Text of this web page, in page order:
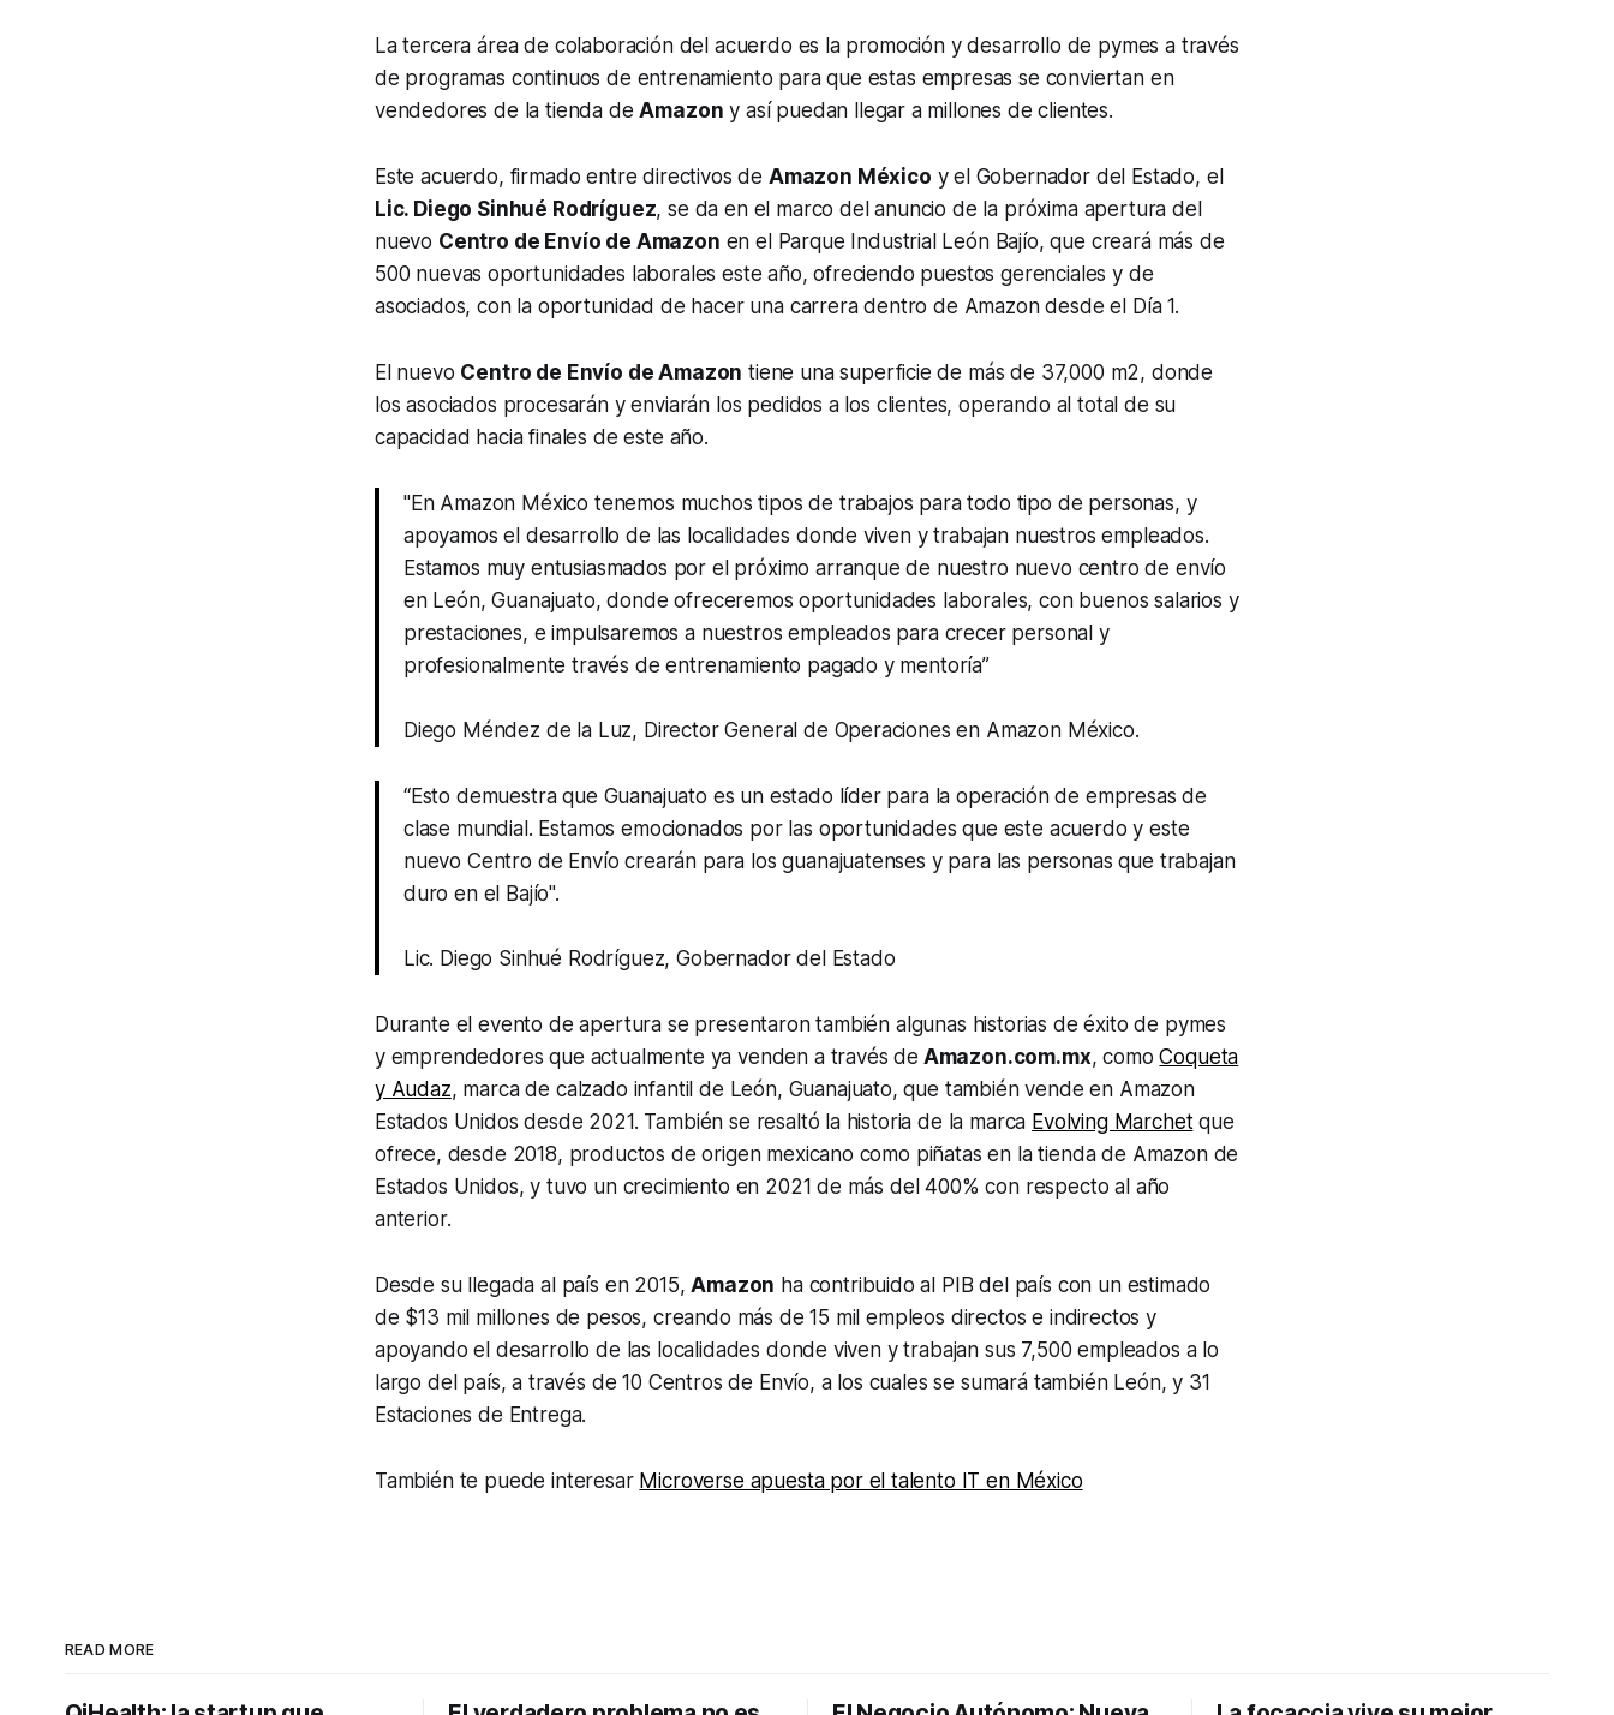
La tercera área de colaboración del acuerdo es la promoción y desarrollo de pymes a través
de programas continuos de entrenamiento para que estas empresas se conviertan en
vendedores de la tienda deAmazon y así puedan llegar a millones de clientes.
Este acuerdo, firmado entre directivos de Amazon México y el Gobernador del Estado, el
Lic. Diego Sinhué Rodríguez, se da en el marco del anuncio de la próxima apertura del
nuevo Centro de Envío de Amazon en el Parque Industrial León Bajío, que creará más de
500 nuevas oportunidades laborales este año, ofreciendo puestos gerenciales y de
asociados, con la oportunidad de hacer una carrera dentro de Amazon desde el Día 1.
El nuevo Centro de Envío de Amazon tiene una superficie de más de 37,000 m2, donde
los asociados procesarán y enviarán los pedidos a los clientes, operando al total de su
capacidad hacia finales de este año.
"En Amazon México tenemos muchos tipos de trabajos para todo tipo de personas, y
apoyamos el desarrollo de las localidades donde viven y trabajan nuestros empleados.
Estamos muy entusiasmados por el próximo arranque de nuestro nuevo centro de envío
en León, Guanajuato, donde ofreceremos oportunidades laborales, con buenos salarios y
prestaciones, e impulsaremos a nuestros empleados para crecer personal y
profesionalmente través de entrenamiento pagado y mentoría”
Diego Méndez de la Luz, Director General de Operaciones en Amazon México.
“Esto demuestra que Guanajuato es un estado líder para la operación de empresas de
clase mundial. Estamos emocionados por las oportunidades que este acuerdo y este
nuevo Centro de Envío crearán para los guanajuatenses y para las personas que trabajan
duro en el Bajío".
Lic. Diego Sinhué Rodríguez, Gobernador del Estado
Durante el evento de apertura se presentaron también algunas historias de éxito de pymes
y emprendedores que actualmente ya venden a través de Amazon.com.mx, comoCoqueta
y Audaz, marca de calzado infantil de León, Guanajuato, que también vende en Amazon
Estados Unidos desde 2021. También se resaltó la historia de la marca Evolving Marchetque
ofrece, desde 2018, productos de origen mexicano como piñatas en la tienda de Amazon de
Estados Unidos, y tuvo un crecimiento en 2021 de más del 400% con respecto al año
anterior.
Desde su llegada al país en 2015,Amazon ha contribuido al PIB del país con un estimado
de $13 mil millones de pesos, creando más de 15 mil empleos directos e indirectos y
apoyando el desarrollo de las localidades donde viven y trabajan sus 7,500 empleados a lo
largo del país, a través de 10 Centros de Envío, a los cuales se sumará también León, y 31
Estaciones de Entrega.
También te puede interesar Microverse apuesta por el talento IT en México
READ MORE